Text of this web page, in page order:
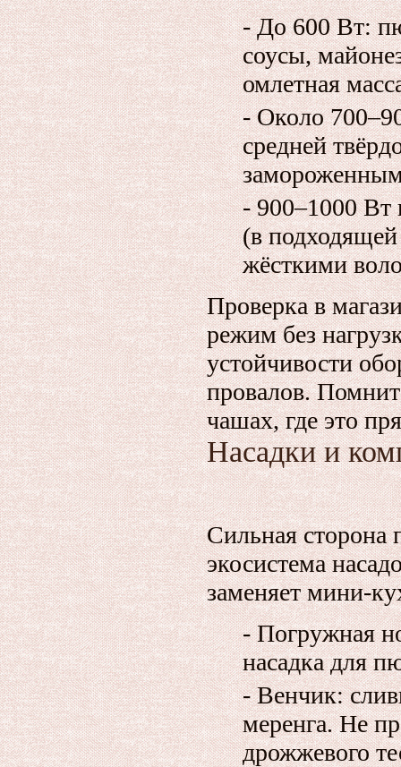
- До 600 Вт:
соусы,
омлетная
- Около
средней
- 900–1000 Вт
(в
жёсткими
Проверка в
режим без
устойчивости
провалов.
чашах, где это
Насадки и
Сильная
экосистема
заменяет
- Погружная
насадка для
- Венчик:
меренга. Не
дрожжевого